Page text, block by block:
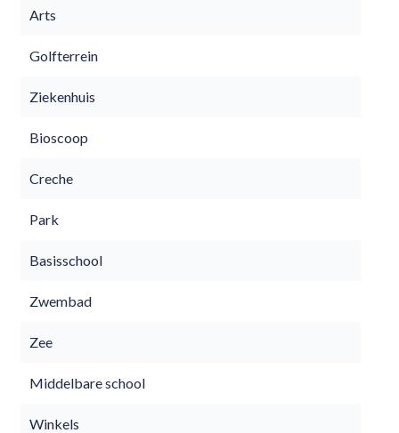
Arts
Golfterrein
Ziekenhuis
Bioscoop
Creche
Park
Basisschool
Zwembad
Zee
Middelbare school
Winkels